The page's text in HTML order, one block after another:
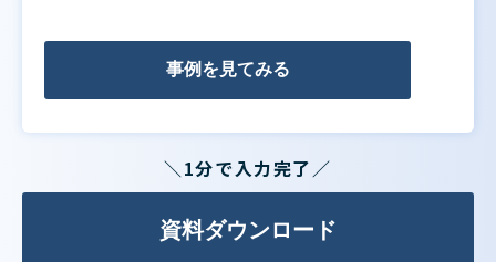
事例を見てみる
＼1分で入力完了／
資料ダウンロード